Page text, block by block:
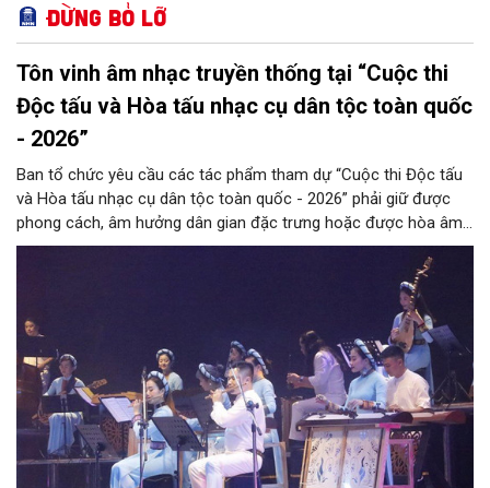
Đừng bỏ lỡ
Tôn vinh âm nhạc truyền thống tại “Cuộc thi
Độc tấu và Hòa tấu nhạc cụ dân tộc toàn quốc
- 2026”
Ban tổ chức yêu cầu các tác phẩm tham dự “Cuộc thi Độc tấu
và Hòa tấu nhạc cụ dân tộc toàn quốc - 2026” phải giữ được
phong cách, âm hưởng dân gian đặc trưng hoặc được hòa âm,
phối khí mới trên nền tảng làn điệu âm nhạc truyền thống Việt
Nam, đồng thời phải được trình diễn trực tiếp bằng nhạc cụ dân